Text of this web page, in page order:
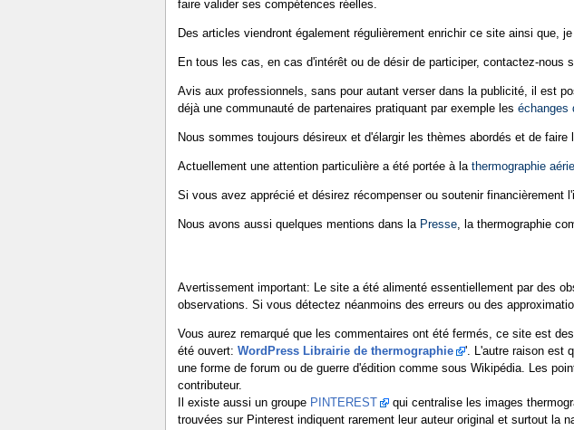
faire valider ses compétences réelles.
Des articles viendront également régulièrement enrichir ce site ainsi que,
En tous les cas, en cas d'intérêt ou de désir de participer, contactez-nous
Avis aux professionnels, sans pour autant verser dans la publicité, il est
déjà une communauté de partenaires pratiquant par exemple les échanges
Nous sommes toujours désireux et d'élargir les thèmes abordés et de
Actuellement une attention particulière a été portée à la thermographie
Si vous avez apprécié et désirez récompenser ou soutenir financièrement
Nous avons aussi quelques mentions dans la Presse, la thermographie
Avertissement important: Le site a été alimenté essentiellement par des
observations. Si vous détectez néanmoins des erreurs ou des
Vous aurez remarqué que les commentaires ont été fermés, ce site est
été ouvert: WordPress Librairie de thermographie
'. L'autre raison est
une forme de forum ou de guerre d'édition comme sous Wikipédia. Les
contributeur.
Il existe aussi un groupe PINTEREST
qui centralise les images
trouvées sur Pinterest indiquent rarement leur auteur original et surtout la